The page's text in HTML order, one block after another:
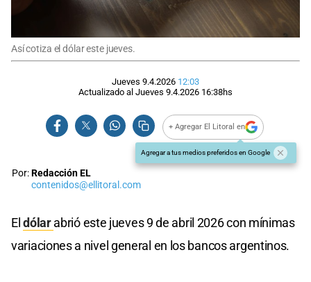
Así cotiza el dólar este jueves.
Jueves 9.4.2026 12:03
Actualizado al Jueves 9.4.2026 16:38hs
+ Agregar El Litoral en
Agregar a tus medios preferidos en Google
Por:Redacción EL
contenidos@ellitoral.com
Eldólarabrió este jueves 9 de abril 2026 con mínimas
variaciones a nivel general en los bancos argentinos.